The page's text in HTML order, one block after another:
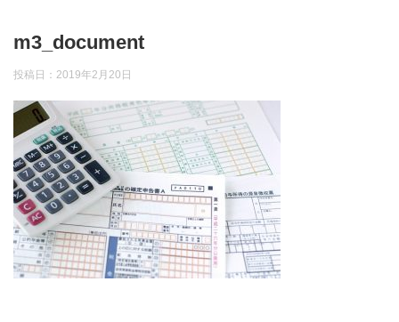
m3_document
投稿日： 2019年2月20日